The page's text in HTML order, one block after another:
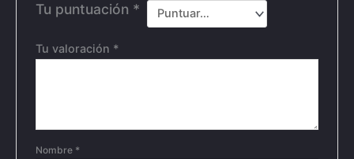
Tu puntuación *
Tu valoración *
Nombre *